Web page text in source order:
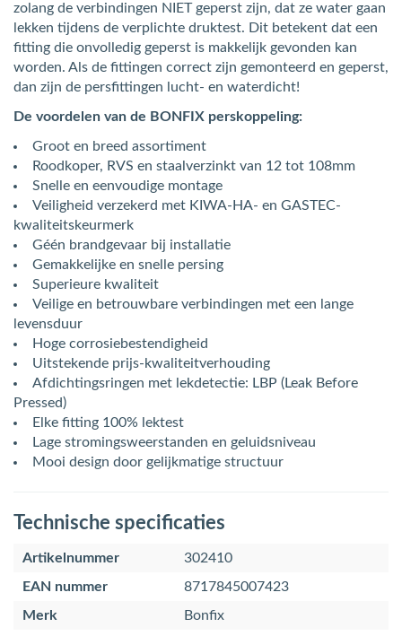
zolang de verbindingen NIET geperst zijn, dat ze water gaan
lekken tijdens de verplichte druktest. Dit betekent dat een
fitting die onvolledig geperst is makkelijk gevonden kan
worden. Als de fittingen correct zijn gemonteerd en geperst,
dan zijn de persfittingen lucht- en waterdicht!
De voordelen van de BONFIX perskoppeling:
Groot en breed assortiment
Roodkoper, RVS en staalverzinkt van 12 tot 108mm
Snelle en eenvoudige montage
Veiligheid verzekerd met KIWA-HA- en GASTEC-
kwaliteitskeurmerk
Géén brandgevaar bij installatie
Gemakkelijke en snelle persing
Superieure kwaliteit
Veilige en betrouwbare verbindingen met een lange
levensduur
Hoge corrosiebestendigheid
Uitstekende prijs-kwaliteitverhouding
Afdichtingsringen met lekdetectie: LBP (Leak Before
Pressed)
Elke fitting 100% lektest
Lage stromingsweerstanden en geluidsniveau
Mooi design door gelijkmatige structuur
Technische specificaties
Artikelnummer
302410
EAN nummer
8717845007423
Merk
Bonfix